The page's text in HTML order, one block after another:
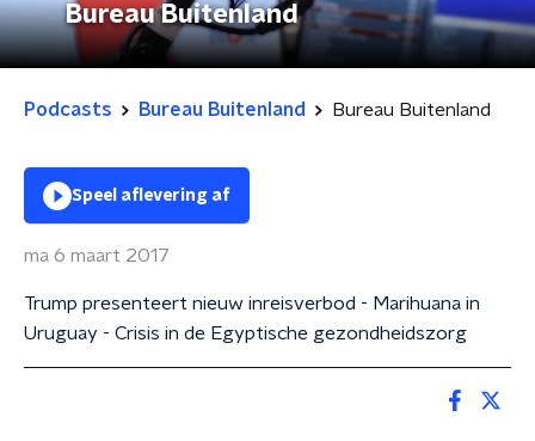
Bureau Buitenland
Podcasts Bureau Buitenland Bureau Buitenland
Speel aflevering af
ma 6 maart 2017
Trump presenteert nieuw inreisverbod - Marihuana in
Uruguay - Crisis in de Egyptische gezondheidszorg